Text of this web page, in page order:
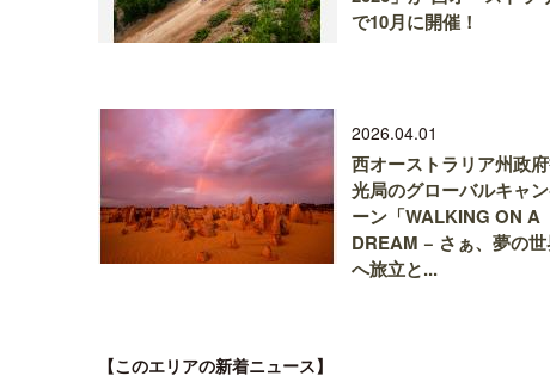
で10月に開催！
2026.04.01
西オーストラリア州政
光局のグローバルキャ
ーン「WALKING ON A
DREAM − さぁ、夢の
へ旅立と...
【このエリアの新着ニュース】